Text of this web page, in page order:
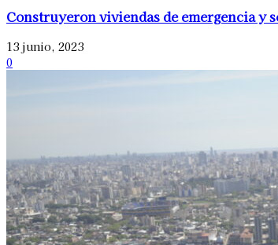
Construyeron viviendas de emergencia y
13 junio, 2023
0